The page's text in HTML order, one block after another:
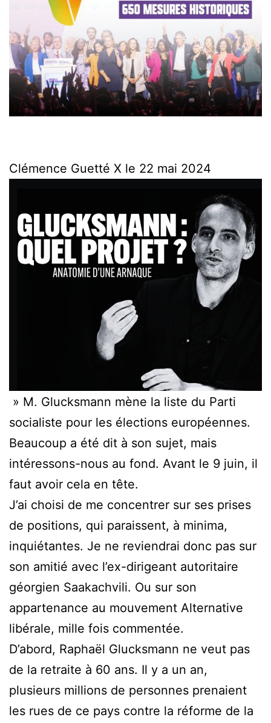
Clémence Guetté X le 22 mai 2024
» M. Glucksmann mène la liste du Parti
socialiste pour les élections européennes.
Beaucoup a été dit à son sujet, mais
intéressons-nous au fond. Avant le 9 juin, il
faut avoir cela en tête.
J’ai choisi de me concentrer sur ses prises
de positions, qui paraissent, à minima,
inquiétantes. Je ne reviendrai donc pas sur
son amitié avec l’ex-dirigeant autoritaire
géorgien Saakachvili. Ou sur son
appartenance au mouvement Alternative
libérale, mille fois commentée.
D’abord, Raphaël Glucksmann ne veut pas
de la retraite à 60 ans. Il y a un an,
plusieurs millions de personnes prenaient
les rues de ce pays contre la réforme de la